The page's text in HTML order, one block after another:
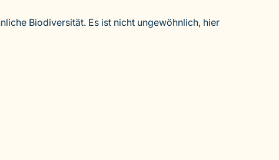
Biodiversität. Es ist nicht ungewöhnlich, hier